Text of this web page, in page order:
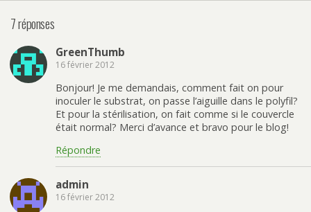
7 réponses
GreenThumb
16 février 2012
Bonjour! Je me demandais, comment fait on pour
inoculer le substrat, on passe l’aiguille dans le polyfil?
Et pour la stérilisation, on fait comme si le couvercle
était normal? Merci d’avance et bravo pour le blog!
Répondre
admin
16 février 2012